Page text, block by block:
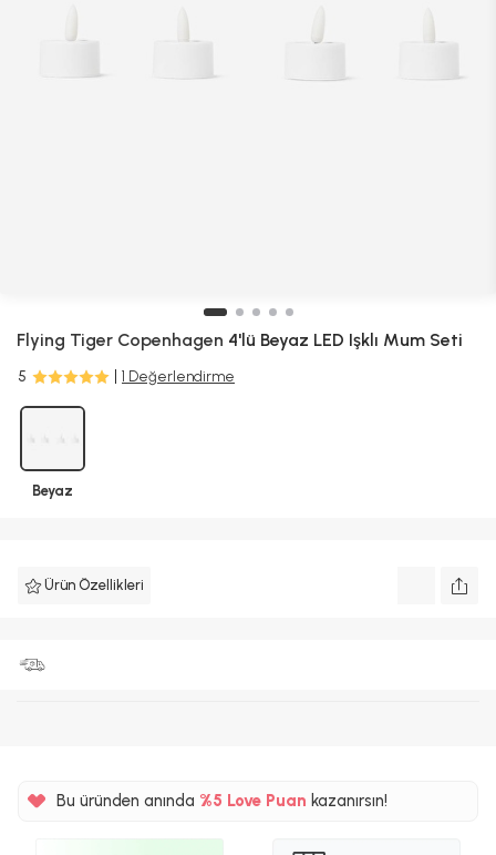
Flying Tiger Copenhagen 4'lü Beyaz LED Işklı Mum Seti
5 1 Değerlendirme
Beyaz
Ürün Özellikleri
Bu üründen anında %5
%5
Love Puan kazanırsın!